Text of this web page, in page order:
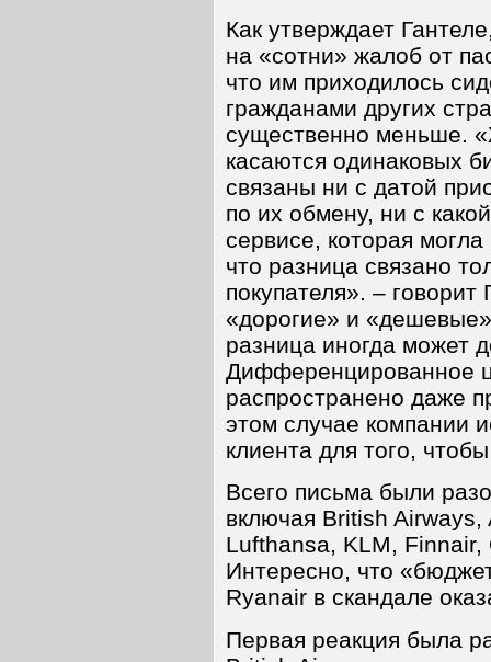
Как утверждает
на «сотни» жалоб от
что им приходилось
гражданами других
существенно меньше.
касаются одинаковых
связаны ни с датой
по их обмену, ни с
сервисе, которая
что разница связано
покупателя». –
«дорогие» и
разница иногда может
Дифференцированное
распространено даже
этом случае компании
клиента для того,
Всего письма были
включая British
Lufthansa, KLM,
Интересно, что
Ryanair в скандале
Первая реакция была